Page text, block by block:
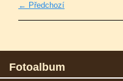
← Předchozí
Fotoalbum